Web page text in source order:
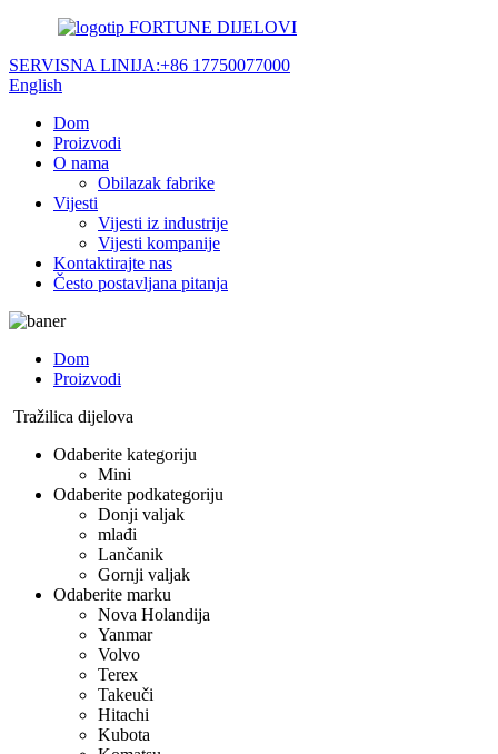
FORTUNE DIJELOVI
SERVISNA LINIJA:+86 17750077000
English
Dom
Proizvodi
O nama
Obilazak fabrike
Vijesti
Vijesti iz industrije
Vijesti kompanije
Kontaktirajte nas
Često postavljana pitanja
Dom
Proizvodi
Tražilica dijelova
Odaberite kategoriju
Mini
Odaberite podkategoriju
Donji valjak
mlađi
Lančanik
Gornji valjak
Odaberite marku
Nova Holandija
Yanmar
Volvo
Terex
Takeuči
Hitachi
Kubota